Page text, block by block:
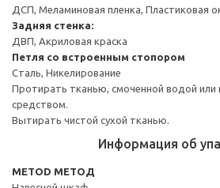
ДСП, Меламиновая пленка, Пластиковая
Задняя стенка:
ДВП, Акриловая краска
Петля со встроенным стопором
Сталь, Никелирование
Протирать тканью, смоченной водой
средством.
Вытирать чистой сухой тканью.
Информация об
METOD МЕТОД